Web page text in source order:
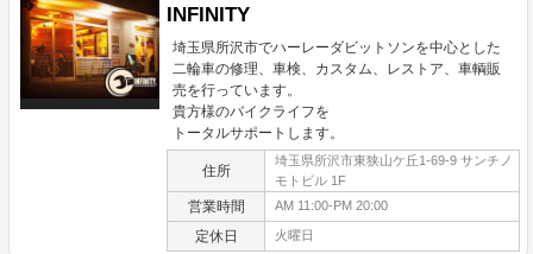
INFINITY
埼玉県所沢市でハーレーダビットソンを中心とした
二輪車の修理、車検、カスタム、レストア、車輌販
売を行っています。
貴方様のバイクライフを
トータルサポートします。
住所
埼玉県所沢市東狭山ケ丘1-69-9 サンチノ
モトビル 1F
営業時間 AM 11:00-PM 20:00
定休日 火曜日